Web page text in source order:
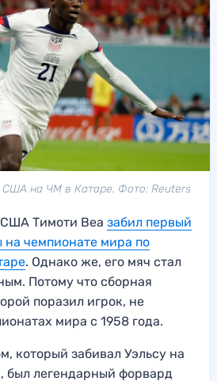
США на ЧМ в Катаре. Фото: Reuters
Тимоти Веа забил первый
на чемпионате мира по
. Однако же, его мяч стал
Потому что сборная
поразил игрок, не
мира с 1958 года.
который забивал Уэльсу на
был легендарный форвард